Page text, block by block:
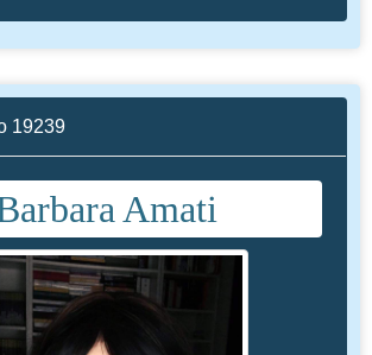
19239
Amati